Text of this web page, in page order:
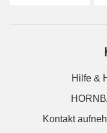
Hilfe &
Kontakt